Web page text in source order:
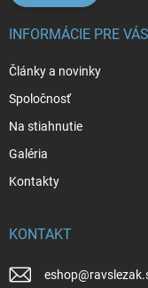
INFORMÁCIE PRE VÁS
Články a novinky
Spoločnosť
Na stiahnutie
Galéria
Kontakty
KONTAKT
eshop@